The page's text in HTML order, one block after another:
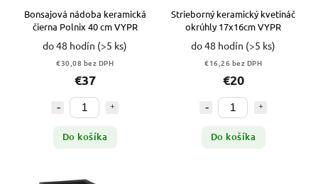
Bonsajová nádoba keramická
čierna Polnix 40 cm VYPR
do 48 hodín (>5 ks)
€30,08 bez DPH
€37
Do košíka
Strieborný keramický kvetináč
okrúhly 17x16cm VYPR
do 48 hodín (>5 ks)
€16,26 bez DPH
€20
Do košíka